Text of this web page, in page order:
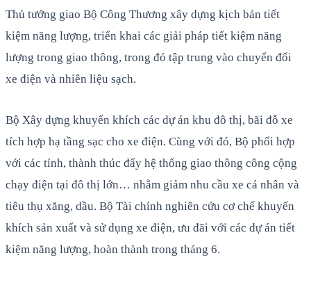
Thủ tướng giao Bộ Công Thương xây dựng kịch bản tiết
kiệm năng lượng, triển khai các giải pháp tiết kiệm năng
lượng trong giao thông, trong đó tập trung vào chuyển đổi
xe điện và nhiên liệu sạch.
Bộ Xây dựng khuyến khích các dự án khu đô thị, bãi đỗ xe
tích hợp hạ tầng sạc cho xe điện. Cùng với đó, Bộ phối hợp
với các tỉnh, thành thúc đẩy hệ thống giao thông công cộng
chạy điện tại đô thị lớn… nhằm giảm nhu cầu xe cá nhân và
tiêu thụ xăng, dầu. Bộ Tài chính nghiên cứu cơ chế khuyến
khích sản xuất và sử dụng xe điện, ưu đãi với các dự án tiết
kiệm năng lượng, hoàn thành trong tháng 6.